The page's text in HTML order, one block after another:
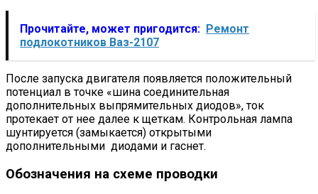
Прочитайте, может пригодится: Ремонт
подлокотников Ваз-2107
После запуска двигателя появляется положительный
потенциал в точке «шина соединительная
дополнительных выпрямительных диодов», ток
протекает от нее далее к щеткам. Контрольная лампа
шунтируется (замыкается) открытыми
дополнительными диодами и гаснет.
Обозначения на схеме проводки